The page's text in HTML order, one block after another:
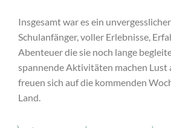
Insgesamt war es ein
Schulanfänger, voller Erlebnisse,
Abenteuer die sie noch lange
spannende Aktivitäten machen Lust
freuen sich auf die kommenden
Land.